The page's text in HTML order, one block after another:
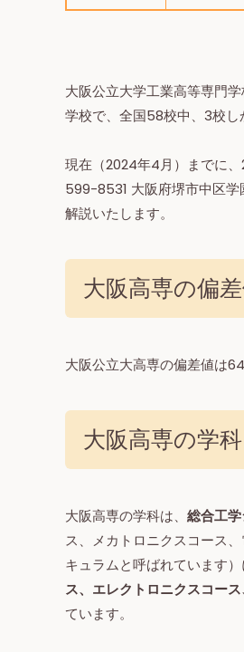
大阪公立大学工業高等専門
学校で、全国58校中、3校し
現在（2024年4月）までに
599-8531 大阪府堺市中区学
解説いたします。
大阪高専の偏
大阪公立大高専の偏差値は
大阪高専の学
大阪高専の学科は、 総合工
ス、メカトロニクスコース
キュラムと呼ばれています
ス、エレクトロニクスコー
ています。